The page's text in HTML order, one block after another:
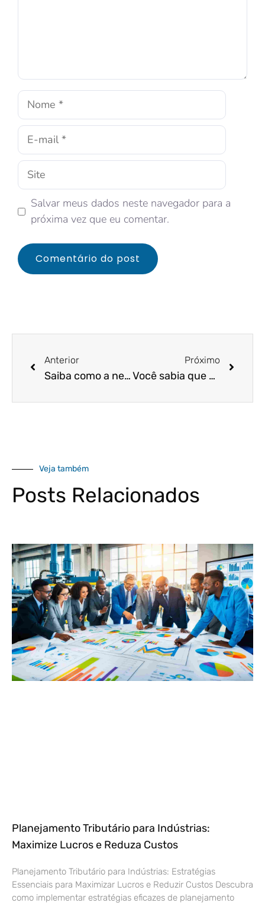
Salvar meus dados neste navegador para a
próxima vez que eu comentar.
Anterior
Saiba como a negociação coletiva pode evitar 10 problemas trabalhistas
Próximo
Você sabia que o parcelamento do Refis poderá ser feito online? Se informe conosco!
Veja também
Posts Relacionados
Planejamento Tributário para Indústrias:
Maximize Lucros e Reduza Custos
Planejamento Tributário para Indústrias: Estratégias
Essenciais para Maximizar Lucros e Reduzir Custos Descubra
como implementar estratégias eficazes de planejamento